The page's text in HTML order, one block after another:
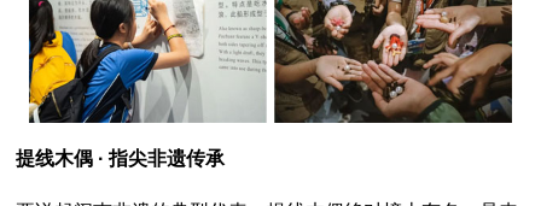
提线木偶 · 指尖非遗传承